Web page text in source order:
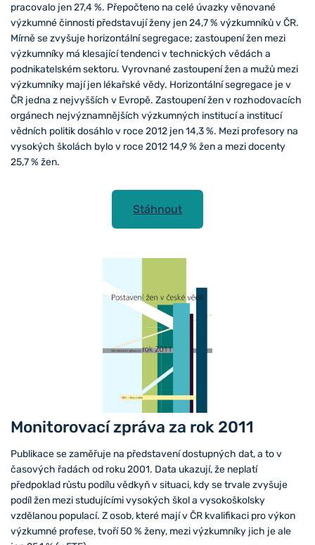
pracovalo jen 27,4 %. Přepočteno na celé úvazky věnované
výzkumné činnosti představují ženy jen 24,7 % výzkumníků v ČR.
Mírně se zvyšuje horizontální segregace; zastoupení žen mezi
výzkumníky má klesající tendenci v technických vědách a
podnikatelském sektoru. Vyrovnané zastoupení žen a mužů mezi
výzkumníky mají jen lékařské vědy. Horizontální segregace je v
ČR jedna z nejvyšších v Evropě. Zastoupení žen v rozhodovacích
orgánech nejvýznamnějších výzkumných institucí a institucí
vědních politik dosáhlo v roce 2012 jen 14,3 %. Mezi profesory na
vysokých školách bylo v roce 2012 14,9 % žen a mezi docenty
25,7 % žen.
Stáhnout
Monitorovací zpráva za rok 2011
Publikace se zaměřuje na představení dostupných dat, a to v
časových řadách od roku 2001. Data ukazují, že neplatí
předpoklad růstu podílu vědkyň v situaci, kdy se trvale zvyšuje
podíl žen mezi studujícími vysokých škol a vysokoškolsky
vzdělanou populací. Z osob, které mají v ČR kvalifikaci pro výkon
výzkumné profese, tvoří 50 % ženy, mezi výzkumníky jich je ale